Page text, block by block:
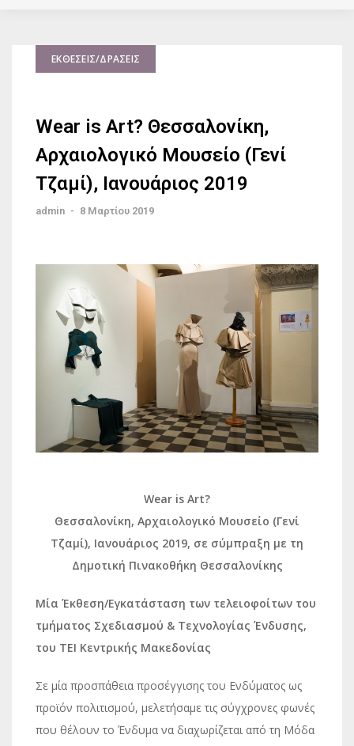
ΕΚΘΈΣΕΙΣ/ΔΡΆΣΕΙΣ
Wear is Art? Θεσσαλονίκη,
Αρχαιολογικό Μουσείο (Γενί
Τζαμί), Ιανουάριος 2019
admin - 8 Μαρτίου 2019
Wear is Art?
Θεσσαλονίκη, Αρχαιολογικό Μουσείο (Γενί
Τζαμί), Ιανουάριος 2019, σε σύμπραξη με τη
Δημοτική Πινακοθήκη Θεσσαλονίκης
Μία Έκθεση/Εγκατάσταση των τελειοφοίτων του
τμήματος Σχεδιασμού & Τεχνολογίας Ένδυσης,
του ΤΕΙ Κεντρικής Μακεδονίας
Σε μία προσπάθεια προσέγγισης του Ενδύματος ως
προϊόν πολιτισμού, μελετήσαμε τις σύγχρονες φωνές
που θέλουν το Ένδυμα να διαχωρίζεται από τη Μόδα